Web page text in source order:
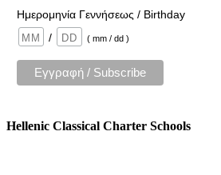
Ημερομηνία Γεννήσεως / Birthday
/
( mm / dd )
Hellenic Classical Charter Schools